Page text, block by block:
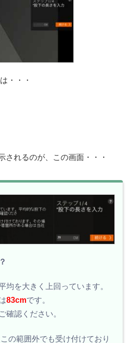
・・・
されるのが、この画面・・・
均を大きく上回っています。
83cmです。
確認ください。
の範囲外でも受け付けており